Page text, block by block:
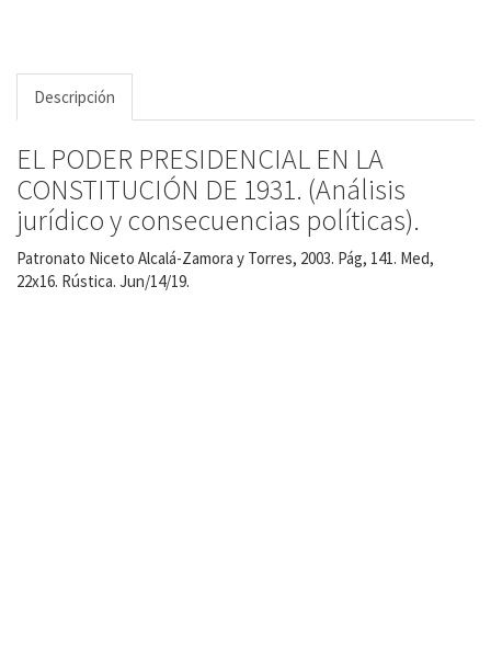
Descripción
EL PODER PRESIDENCIAL EN LA
CONSTITUCIÓN DE 1931. (Análisis
jurídico y consecuencias políticas).
Patronato Niceto Alcalá-Zamora y Torres, 2003. Pág, 141. Med,
22x16. Rústica. Jun/14/19.